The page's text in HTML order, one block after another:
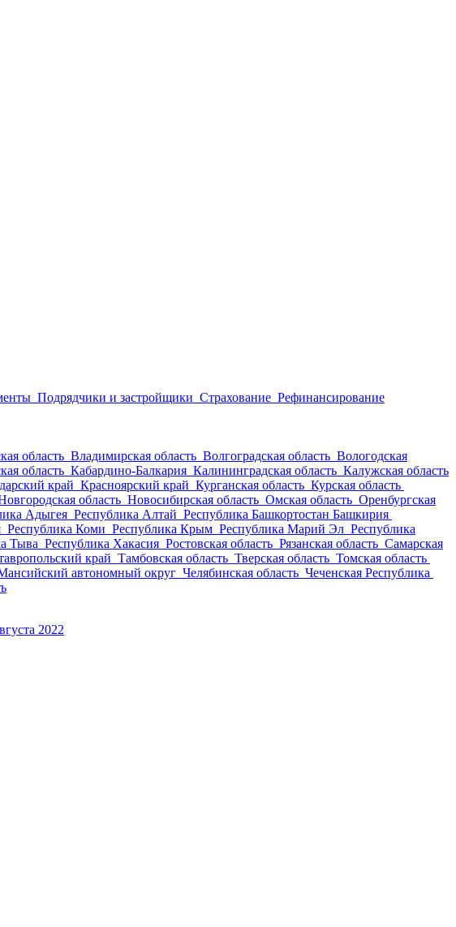
Подрядчики и застройщики Страхование Рефинансирование
область Владимирская область Волгоградская область Вологодская
область Кабардино-Балкария Калининградская область Калужская область
край Красноярский край Курганская область Курская область
область Новосибирская область Омская область Оренбургская
Адыгея Республика Алтай Республика Башкортостан Башкирия
Республика Коми Республика Крым Республика Марий Эл Республика
Тыва Республика Хакасия Ростовская область Рязанская область Самарская
край Тамбовская область Тверская область Томская область
автономный округ Челябинская область Чеченская Республика
2022